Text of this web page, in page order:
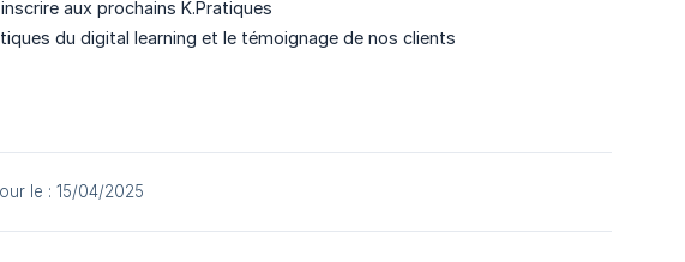
aux prochains K.Pratiques
du digital learning et le témoignage de nos clients
le : 15/04/2025